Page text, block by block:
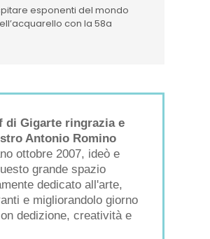
esponenti del mondo
con la 58a
di Gigarte ringrazia e
Antonio Romino
ottobre 2007, ideò e
grande spazio
dedicato all'arte,
e migliorandolo giorno
dedizione, creatività e